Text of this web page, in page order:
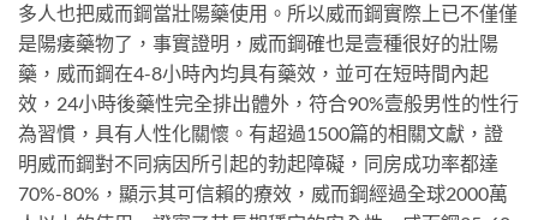
多人也把威而鋼當壯陽藥使用。所以威而鋼實際上已不僅僅
是陽痿藥物了，事實證明，威而鋼確也是壹種很好的壯陽
藥，威而鋼在4-8小時內均具有藥效，並可在短時間內起
效，24小時後藥性完全排出體外，符合90%壹般男性的性行
為習慣，具有人性化關懷。有超過1500篇的相關文獻，證
明威而鋼對不同病因所引起的勃起障礙，同房成功率都達
70%-80%，顯示其可信賴的療效，威而鋼經過全球2000萬